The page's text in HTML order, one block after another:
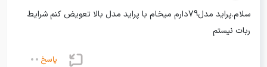
سلام.پراید مدل79دارم میخام با پراید مدل بالا تعویض کنم شرایط
ربات نیستم
پاسخ